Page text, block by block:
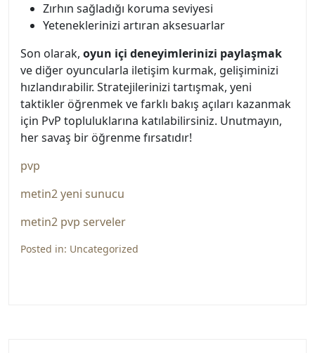
Zırhın sağladığı koruma seviyesi
Yeteneklerinizi artıran aksesuarlar
Son olarak, oyun içi deneyimlerinizi paylaşmak
ve diğer oyuncularla iletişim kurmak, gelişiminizi
hızlandırabilir. Stratejilerinizi tartışmak, yeni
taktikler öğrenmek ve farklı bakış açıları kazanmak
için PvP topluluklarına katılabilirsiniz. Unutmayın,
her savaş bir öğrenme fırsatıdır!
pvp
metin2 yeni sunucu
metin2 pvp serveler
Posted in: Uncategorized